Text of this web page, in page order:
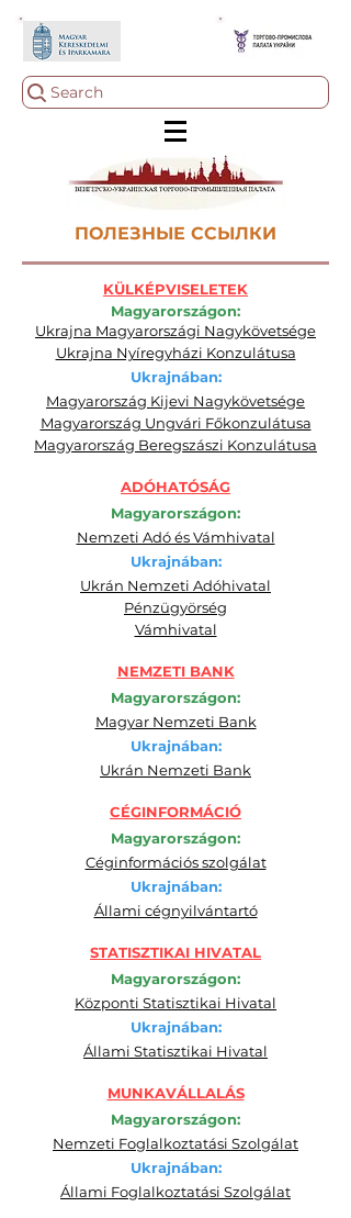
Search
ПОЛЕЗНЫЕ ССЫЛКИ
KÜLKÉPVISELETEK
Magyarországon:
Ukrajna Magyarországi Nagykövetsége
Ukrajna Nyíregyházi Konzulátusa
Ukrajnában:
Magyarország Kijevi Nagykövetsége
Magyarország Ungvári Főkonzulátusa
Magyarország Beregszászi Konzulátusa
ADÓHATÓSÁG
Magyarországon:
Nemzeti Adó és Vámhivatal
Ukrajnában:
Ukrán Nemzeti Adóhivatal
Pénzügyörség
Vámhivatal
NEMZETI BANK
Magyarországon:
Magyar Nemzeti Bank
Ukrajnában:
Ukrán Nemzeti Bank
CÉGINFORMÁCIÓ
Magyarországon:
Céginformációs szolgálat
Ukrajnában:
Állami cégnyilvántartó
STATISZTIKAI HIVATAL
Magyarországon:
Központi Statisztikai Hivatal
Ukrajnában:
Állami Statisztikai Hivatal
MUNKAVÁLLALÁS
Magyarországon:
Nemzeti Foglalkoztatási Szolgálat
Ukrajnában:
Állami Foglalkoztatási Szolgálat